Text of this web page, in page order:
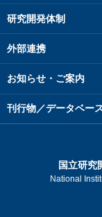
研究開発体制
外部連携
お知らせ・ご案内
刊行物／データベー
国立研究
National